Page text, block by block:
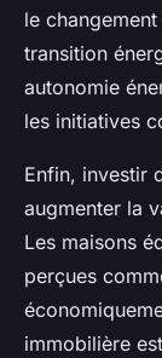
le
transition
autonomie
les initiatives
Enfin, investir
augmenter la
Les maisons
perçues
immobilière